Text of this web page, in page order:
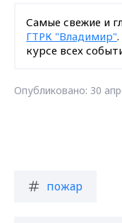
Самые свежие и
ГТРК "Владимир"
курсе всех
Опубликовано: 30
пожар